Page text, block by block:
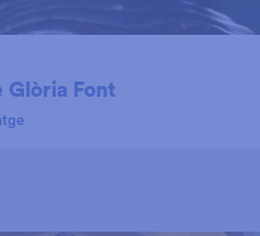
Glòria Font